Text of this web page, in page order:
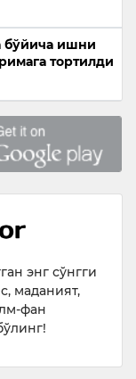
бўйича ишни
тортилди
энг сўнгги
маданият,
фан